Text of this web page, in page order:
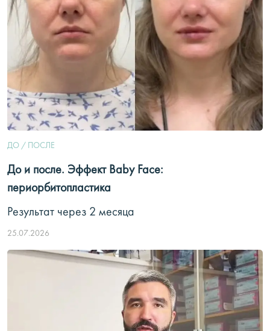
ДО / ПОСЛЕ
До и после. Эффект Baby Face:
периорбитопластика
Результат через 2 месяца
25.07.2026